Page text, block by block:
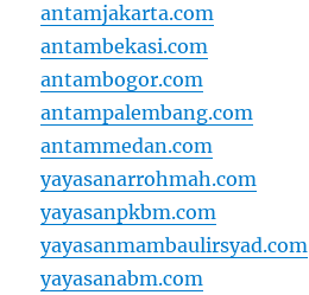
antamjakarta.com
antambekasi.com
antambogor.com
antampalembang.com
antammedan.com
yayasanarrohmah.com
yayasanpkbm.com
yayasanmambaulirsyad.com
yayasanabm.com